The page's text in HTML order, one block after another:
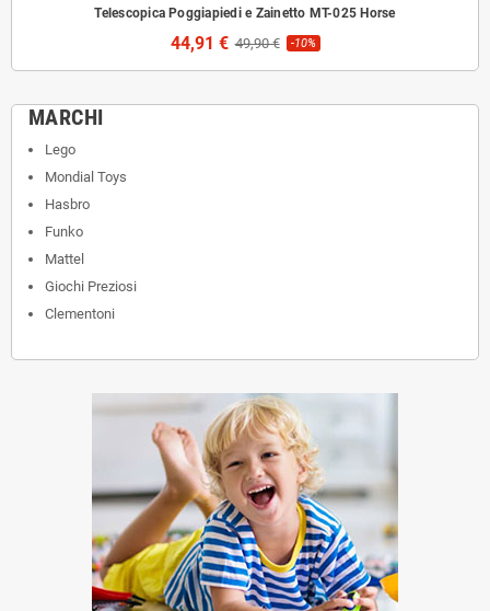
Telescopica Poggiapiedi e Zainetto MT-025 Horse
44,91 € 49,90 € -10%
MARCHI
Lego
Mondial Toys
Hasbro
Funko
Mattel
Giochi Preziosi
Clementoni